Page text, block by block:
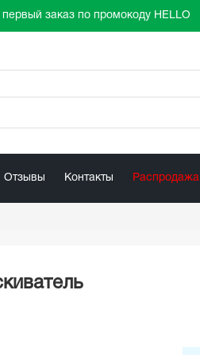
заказ по промокоду HELLO
Отзывы Контакты Распродажа